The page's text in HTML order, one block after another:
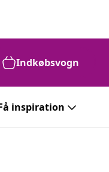
Indkøbsvogn
inspiration